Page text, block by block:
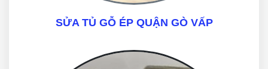
SỬA TỦ GỖ ÉP QUẬN GÒ VẤP